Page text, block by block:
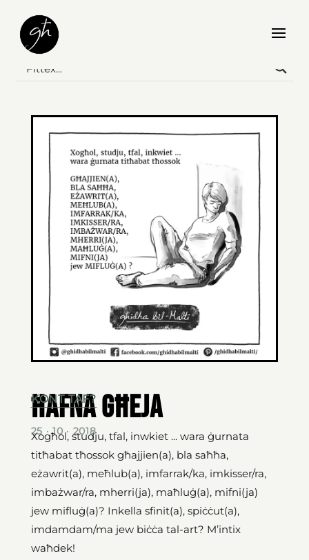
KONT TAF?
Ħafna għeja
25 · 10 · 2018
Xogħol, studju, tfal, inwkiet ... wara ġurnata
titħabat tħossok għajjien(a), bla saħħa,
eżawrit(a), meħlub(a), imfarrak/ka, imkisser/ra,
imbażwar/ra, mherri(ja), maħluġ(a), mifni(ja)
jew mifluġ(a)? Inkella sfinit(a), spiċċut(a),
imdamdam/ma jew biċċa tal-art? M’intix
waħdek!